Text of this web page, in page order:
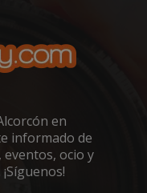
en
informado de
ocio y